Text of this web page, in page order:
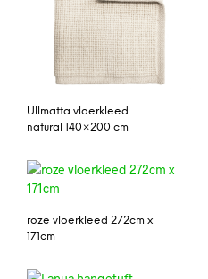
Ullmatta vloerkleed
natural 140×200 cm
roze vloerkleed 272cm x
171cm